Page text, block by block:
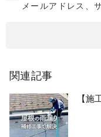
メールアドレス、
関連記事
【